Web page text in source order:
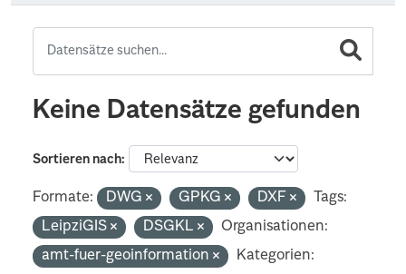
Keine Datensätze gefunden
Sortieren nach
Formate: DWG GPKG DXF
Tags:
LeipziGIS
DSGKL
Organisationen:
amt-fuer-geoinformation
Kategorien: